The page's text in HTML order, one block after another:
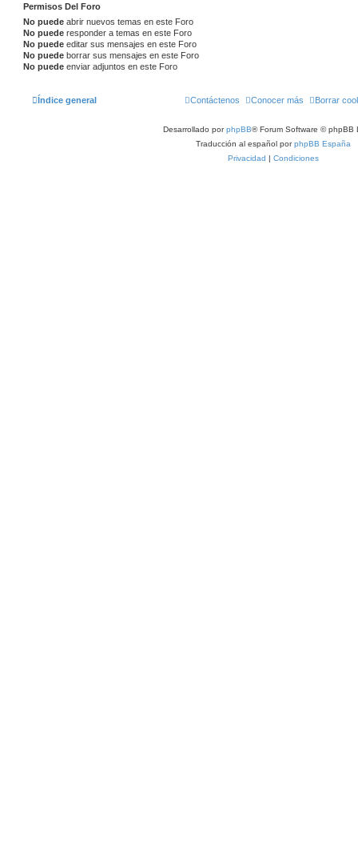
Permisos Del Foro
No puede abrir nuevos temas en este Foro
No puede responder a temas en este Foro
No puede editar sus mensajes en este Foro
No puede borrar sus mensajes en este Foro
No puede enviar adjuntos en este Foro
Índice general Borrar
Conocer más
Contáctenos
Desarrollado porphpBB® Forum Software © phpBB
Traducción al español porphpBB España
Privacidad | Condiciones